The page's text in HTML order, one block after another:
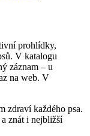
prohlídky,
V katalogu
záznam – u
na web. V
zdraví každého psa.
znát i nejbližší